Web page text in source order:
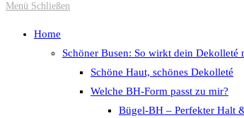
the
search
panel.
Menü Schließen
Home
Schöner Busen: So wirkt dein Dekolleté
Schöne Haut, schönes Dekolleté
Welche BH-Form passt zu mir?
Bügel-BH – Perfekter Halt